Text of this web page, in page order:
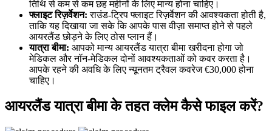
तिथि से कम से कम छह महीनों के लिए मान्य होना चाहिए।
फ्लाइट रिज़र्वेशन: राउंड-ट्रिप फ्लाइट रिज़र्वेशन की आवश्यकता होती है,
ताकि यह दिखाया जा सके कि आपके पास वीज़ा समाप्त होने से पहले
आयरलैंड छोड़ने के लिए ठोस प्लान हैं।
यात्रा बीमा: आपको मान्य आयरलैंड यात्रा बीमा खरीदना होगा जो
मेडिकल और नॉन-मेडिकल दोनों आवश्यकताओं को कवर करता है।
आपके रहने की अवधि के लिए न्यूनतम ट्रैवल कवरेज €30,000 होना
चाहिए।
आयरलैंड यात्रा बीमा के तहत क्लेम कैसे फाइल करें?